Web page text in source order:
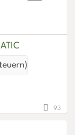
93